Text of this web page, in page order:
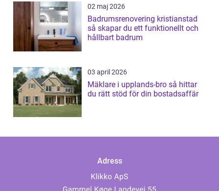
02 maj 2026
Badrumsrenovering kristianstad
så skapar du ett funktionellt och
hållbart badrum
03 april 2026
Mäklare i upplands-bro så hittar
du rätt stöd för din bostadsaffär
Adress